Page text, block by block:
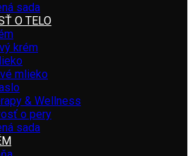
sada
O TELO
krém
mlieko
& Wellness
o pery
sada